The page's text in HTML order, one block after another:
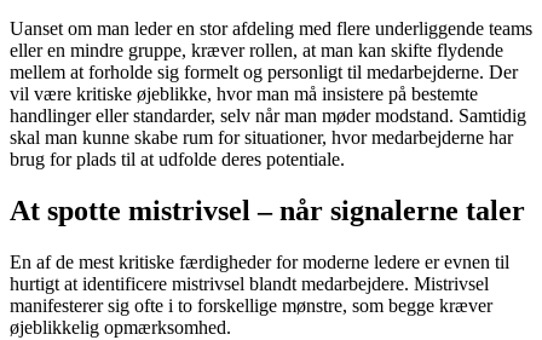
Uanset om man leder en stor afdeling med flere underliggende teams
eller en mindre gruppe, kræver rollen, at man kan skifte flydende
mellem at forholde sig formelt og personligt til medarbejderne. Der
vil være kritiske øjeblikke, hvor man må insistere på bestemte
handlinger eller standarder, selv når man møder modstand. Samtidig
skal man kunne skabe rum for situationer, hvor medarbejderne har
brug for plads til at udfolde deres potentiale.
At spotte mistrivsel – når signalerne taler
En af de mest kritiske færdigheder for moderne ledere er evnen til
hurtigt at identificere mistrivsel blandt medarbejdere. Mistrivsel
manifesterer sig ofte i to forskellige mønstre, som begge kræver
øjeblikkelig opmærksomhed.